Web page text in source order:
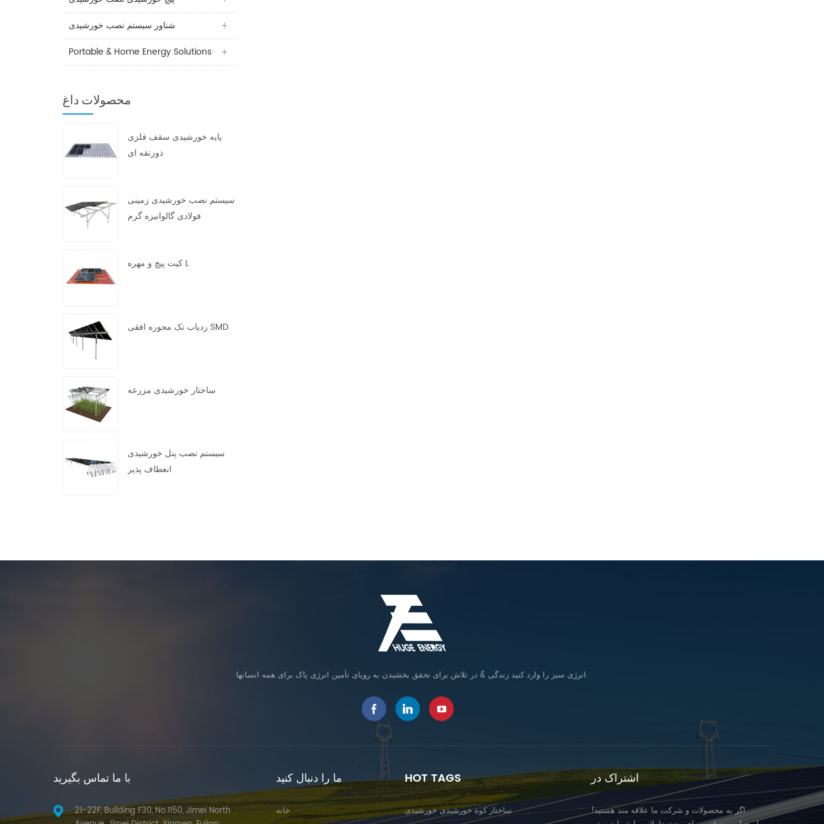
شناور سیستم نصب خورشیدی
Portable & Home Energy Solutions
محصولات داغ
پایه خورشیدی سقف فلزی
ذوزنقه ای
سیستم نصب خورشیدی زمینی
فولادی گالوانیزه گرم
کیت پیچ و مهره L
ردیاب تک محوره افقی SMD
ساختار خورشیدی مزرعه
سیستم نصب پنل خورشیدی
انعطاف پذیر
انرژی سبز را وارد کنید زندگی & در تلاش برای تحقق بخشیدن به رویای تأمین انرژی پاک برای همه انسانها.
با ما تماس بگیرید
21-22F, Building F30, No.1150, Jimei North
ما را دنبال کنید
خانه
HOT TAGS
ساختار کوه خورشیدی خورشیدی
اشتراک در
اگر به محصولات و شرکت ما علاقه مند هستید!